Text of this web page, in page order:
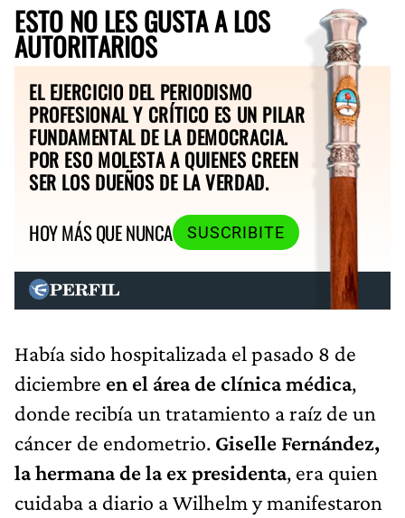
ESTO NO LES GUSTA A LOS
AUTORITARIOS
EL EJERCICIO DEL PERIODISMO
PROFESIONAL Y CRÍTICO ES UN PILAR
FUNDAMENTAL DE LA DEMOCRACIA.
POR ESO MOLESTA A QUIENES CREEN
SER LOS DUEÑOS DE LA VERDAD.
HOY MÁS QUE NUNCA
SUSCRIBITE
Había sido hospitalizada el pasado 8 de
diciembre en el área de clínica médica,
donde recibía un tratamiento a raíz de un
cáncer de endometrio. Giselle Fernández,
la hermana de la ex presidenta, era quien
cuidaba a diario a Wilhelm y manifestaron